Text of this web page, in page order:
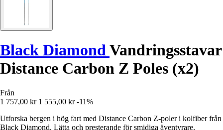
Black DiamondVandringsstavar
Distance Carbon Z Poles (x2)
Från
1 757,00 kr 1 555,00 kr -11%
Utforska bergen i hög fart med Distance Carbon Z-poler i kolfiber från
Black Diamond. Lätta och presterande för smidiga äventyrare.